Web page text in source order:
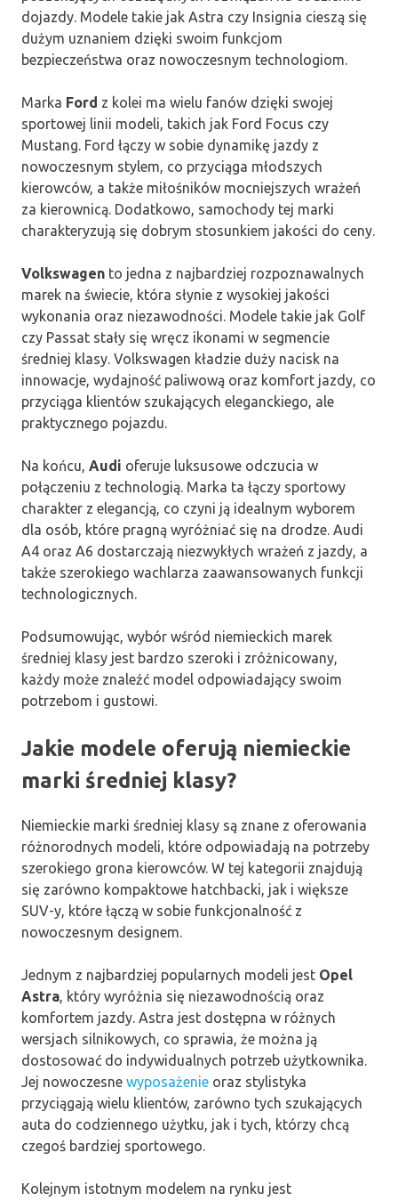
dojazdy. Modele takie jak Astra czy Insignia cieszą się
dużym uznaniem dzięki swoim funkcjom
bezpieczeństwa oraz nowoczesnym technologiom.
Marka Ford z kolei ma wielu fanów dzięki swojej
sportowej linii modeli, takich jak Ford Focus czy
Mustang. Ford łączy w sobie dynamikę jazdy z
nowoczesnym stylem, co przyciąga młodszych
kierowców, a także miłośników mocniejszych wrażeń
za kierownicą. Dodatkowo, samochody tej marki
charakteryzują się dobrym stosunkiem jakości do ceny.
Volkswagen to jedna z najbardziej rozpoznawalnych
marek na świecie, która słynie z wysokiej jakości
wykonania oraz niezawodności. Modele takie jak Golf
czy Passat stały się wręcz ikonami w segmencie
średniej klasy. Volkswagen kładzie duży nacisk na
innowacje, wydajność paliwową oraz komfort jazdy, co
przyciąga klientów szukających eleganckiego, ale
praktycznego pojazdu.
Na końcu, Audi oferuje luksusowe odczucia w
połączeniu z technologią. Marka ta łączy sportowy
charakter z elegancją, co czyni ją idealnym wyborem
dla osób, które pragną wyróżniać się na drodze. Audi
A4 oraz A6 dostarczają niezwykłych wrażeń z jazdy, a
także szerokiego wachlarza zaawansowanych funkcji
technologicznych.
Podsumowując, wybór wśród niemieckich marek
średniej klasy jest bardzo szeroki i zróżnicowany,
każdy może znaleźć model odpowiadający swoim
potrzebom i gustowi.
Jakie modele oferują niemieckie
marki średniej klasy?
Niemieckie marki średniej klasy są znane z oferowania
różnorodnych modeli, które odpowiadają na potrzeby
szerokiego grona kierowców. W tej kategorii znajdują
się zarówno kompaktowe hatchbacki, jak i większe
SUV-y, które łączą w sobie funkcjonalność z
nowoczesnym designem.
Jednym z najbardziej popularnych modeli jest Opel
Astra, który wyróżnia się niezawodnością oraz
komfortem jazdy. Astra jest dostępna w różnych
wersjach silnikowych, co sprawia, że można ją
dostosować do indywidualnych potrzeb użytkownika.
Jej nowoczesne wyposażenie oraz stylistyka
przyciągają wielu klientów, zarówno tych szukających
auta do codziennego użytku, jak i tych, którzy chcą
czegoś bardziej sportowego.
Kolejnym istotnym modelem na rynku jest